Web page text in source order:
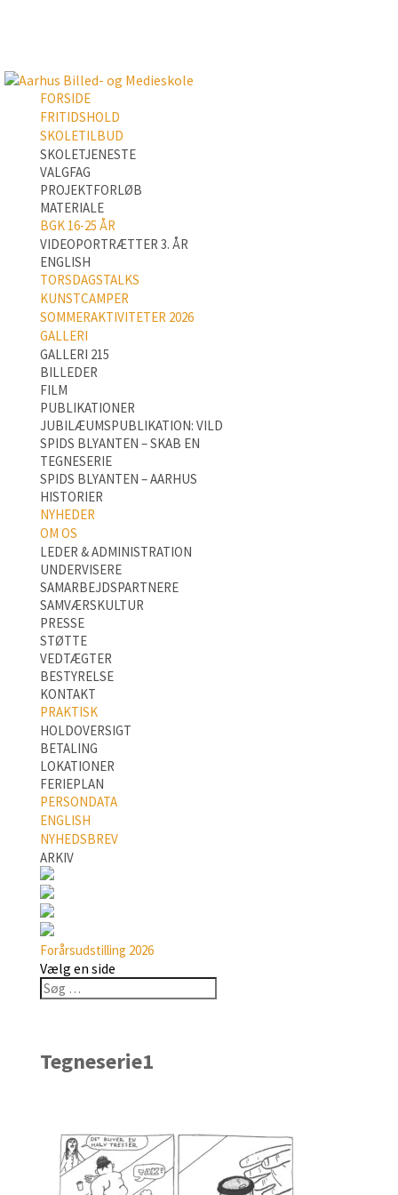
FORSIDE
FRITIDSHOLD
SKOLETILBUD
SKOLETJENESTE
VALGFAG
PROJEKTFORLØB
MATERIALE
BGK 16-25 ÅR
VIDEOPORTRÆTTER 3. ÅR
ENGLISH
TORSDAGSTALKS
KUNSTCAMPER
SOMMERAKTIVITETER 2026
GALLERI
GALLERI 215
BILLEDER
FILM
PUBLIKATIONER
JUBILÆUMSPUBLIKATION: VILD
SPIDS BLYANTEN – SKAB EN
TEGNESERIE
SPIDS BLYANTEN – AARHUS
HISTORIER
NYHEDER
OM OS
LEDER & ADMINISTRATION
UNDERVISERE
SAMARBEJDSPARTNERE
SAMVÆRSKULTUR
PRESSE
STØTTE
VEDTÆGTER
BESTYRELSE
KONTAKT
PRAKTISK
HOLDOVERSIGT
BETALING
LOKATIONER
FERIEPLAN
PERSONDATA
ENGLISH
NYHEDSBREV
ARKIV
Forårsudstilling 2026
Vælg en side
Tegneserie1